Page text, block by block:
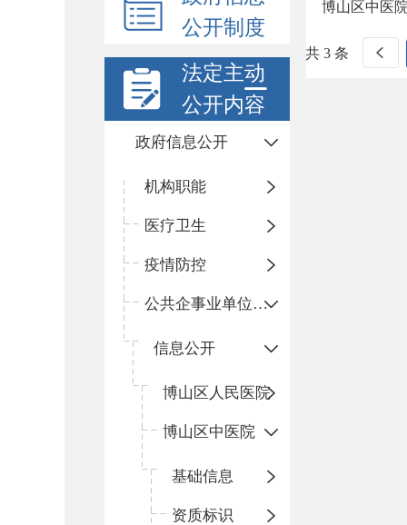
公开制度
法定主动
公开内容
政府信息公开
机构职能
医疗卫生
疫情防控
公共企事业单位信息公开
信息公开
​博山区人民医院
博山区中医院
基础信息
资质标识
博山区中医
共 3 条